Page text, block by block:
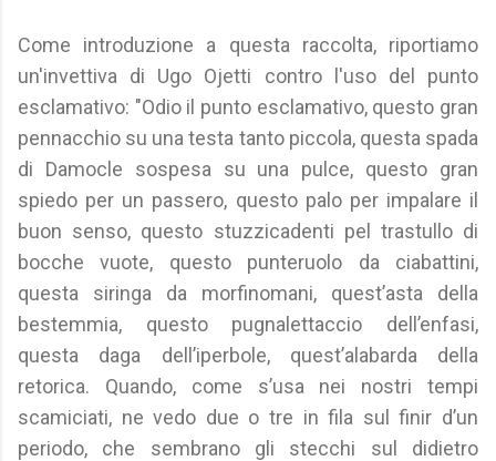
Come introduzione a questa raccolta, riportiamo
un'invettiva di Ugo Ojetti contro l'uso del punto
esclamativo: "Odio il punto esclamativo, questo gran
pennacchio su una testa tanto piccola, questa spada
di Damocle sospesa su una pulce, questo gran
spiedo per un passero, questo palo per impalare il
buon senso, questo stuzzicadenti pel trastullo di
bocche vuote, questo punteruolo da ciabattini,
questa siringa da morfinomani, quest’asta della
bestemmia, questo pugnalettaccio dell’enfasi,
questa daga dell’iperbole, quest’alabarda della
retorica. Quando, come s’usa nei nostri tempi
scamiciati, ne vedo due o tre in fila sul finir d’un
periodo, che sembrano gli stecchi sul didietro